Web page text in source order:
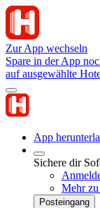
Zur App wechseln
Spare in der App
auf ausgewählte
App
Sichere dir
Mehr
Posteingang